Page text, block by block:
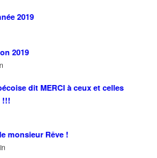
2019
2019
dit MERCI à ceux et celles
!!!
monsieur Rêve !